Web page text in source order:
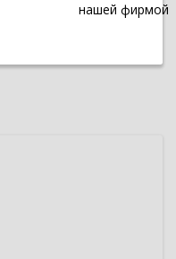
нашей фирмой